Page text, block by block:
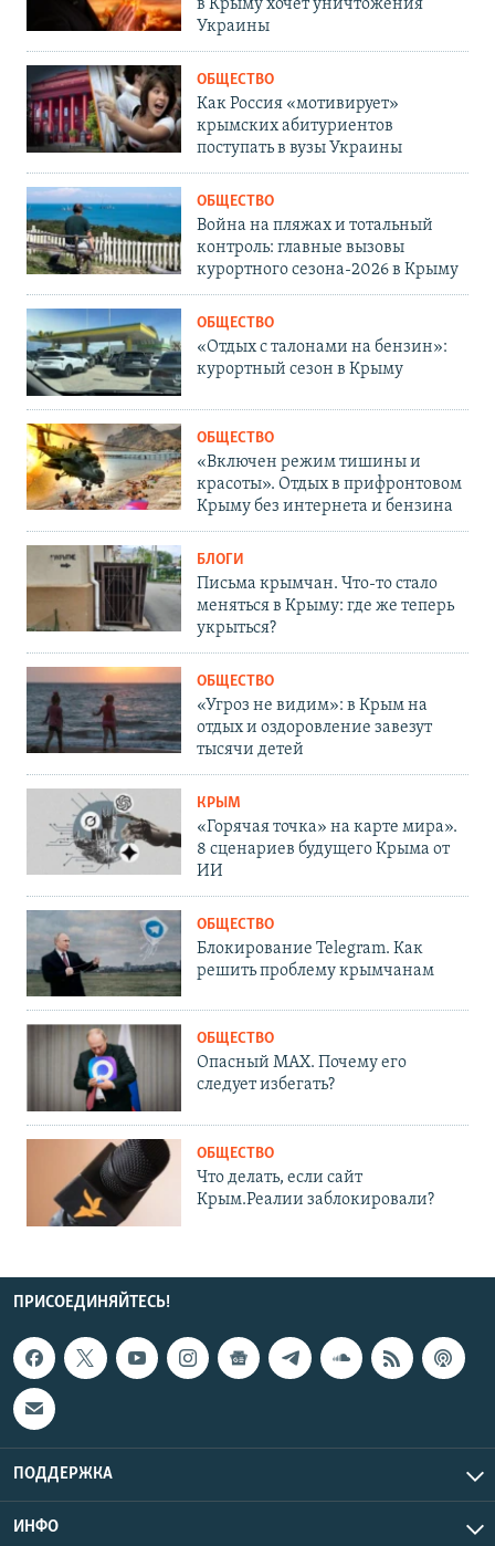
в Крыму хочет уничтожения
Украины
ОБЩЕСТВО
Как Россия «мотивирует»
крымских абитуриентов
поступать в вузы Украины
ОБЩЕСТВО
Война на пляжах и тотальный
контроль: главные вызовы
курортного сезона-2026 в Крыму
ОБЩЕСТВО
«Отдых с талонами на бензин»:
курортный сезон в Крыму
ОБЩЕСТВО
«Включен режим тишины и
красоты». Отдых в прифронтовом
Крыму без интернета и бензина
БЛОГИ
Письма крымчан. Что-то стало
меняться в Крыму: где же теперь
укрыться?
ОБЩЕСТВО
«Угроз не видим»: в Крым на
отдых и оздоровление завезут
тысячи детей
КРЫМ
«Горячая точка» на карте мира».
8 сценариев будущего Крыма от
ИИ
ОБЩЕСТВО
Блокирование Telegram. Как
решить проблему крымчанам
ОБЩЕСТВО
Опасный MAX. Почему его
следует избегать?
ОБЩЕСТВО
Что делать, если сайт
Крым.Реалии заблокировали?
ПРИСОЕДИНЯЙТЕСЬ!
ПОДДЕРЖКА
ИНФО